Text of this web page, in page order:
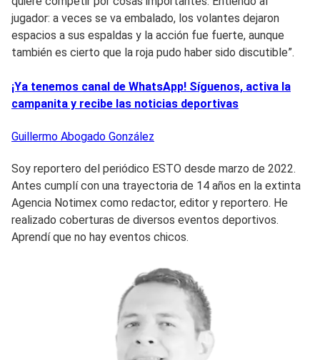
jugador: a veces se va embalado, los volantes dejaron
espacios a sus espaldas y la acción fue fuerte, aunque
también es cierto que la roja pudo haber sido discutible”.
¡Ya tenemos canal de WhatsApp! Síguenos, activa la
campanita y recibe las noticias deportivas
Guillermo Abogado González
Soy reportero del periódico ESTO desde marzo de 2022.
Antes cumplí con una trayectoria de 14 años en la extinta
Agencia Notimex como redactor, editor y reportero. He
realizado coberturas de diversos eventos deportivos.
Aprendí que no hay eventos chicos.